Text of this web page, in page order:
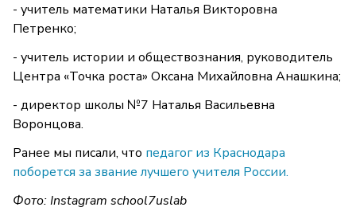
- учитель математики Наталья Викторовна
Петренко;
- учитель истории и обществознания, руководитель
Центра «Точка роста» Оксана Михайловна Анашкина;
- директор школы №7 Наталья Васильевна
Воронцова.
Ранее мы писали, что педагог из Краснодара
поборется за звание лучшего учителя России.
Фото: Instagram school7uslab